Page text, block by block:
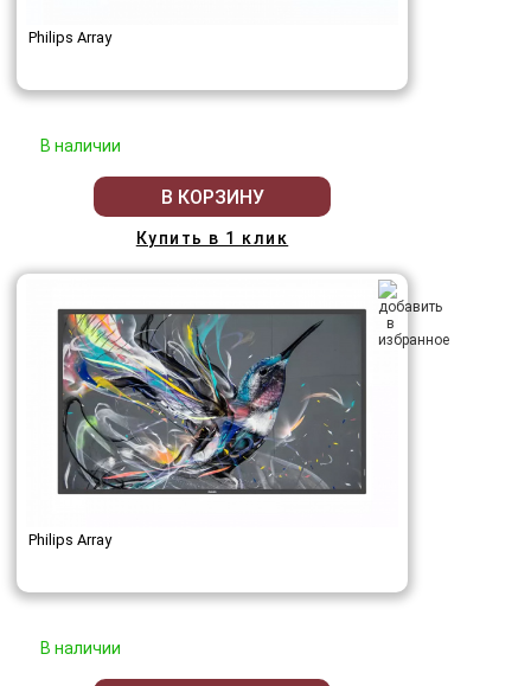
Philips Array
В наличии
В КОРЗИНУ
Купить в 1 клик
Philips Array
В наличии